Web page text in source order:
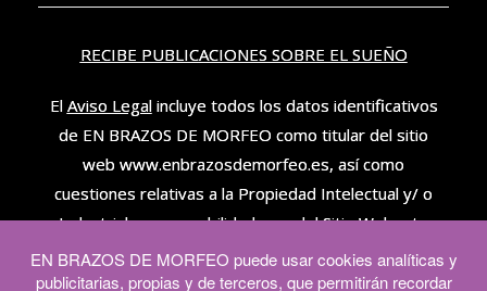
EN BRAZOS DE MORFEO puede usar cookies analíticas y
publicitarias, propias y de terceros, que permitirán recordar
RECIBE PUBLICACIONES SOBRE EL SUEÑO
El Aviso Legal incluye todos los datos identificativos
de EN BRAZOS DE MORFEO como titular del sitio
web www.enbrazosdemorfeo.es, así como
cuestiones relativas a la Propiedad Intelectual y/ o
Industrial, responsabilidad, uso del Sitio Web, etc.
– – – –